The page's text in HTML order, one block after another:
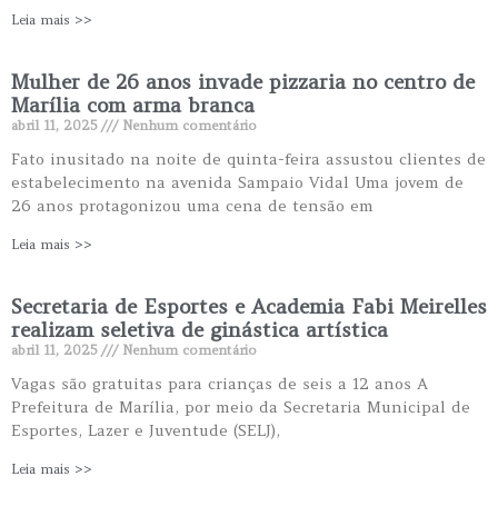
Leia mais >>
Mulher de 26 anos invade pizzaria no centro de
Marília com arma branca
abril 11, 2025 Nenhum comentário
Fato inusitado na noite de quinta-feira assustou clientes de
estabelecimento na avenida Sampaio Vidal Uma jovem de
26 anos protagonizou uma cena de tensão em
Leia mais >>
Secretaria de Esportes e Academia Fabi Meirelles
realizam seletiva de ginástica artística
abril 11, 2025 Nenhum comentário
Vagas são gratuitas para crianças de seis a 12 anos A
Prefeitura de Marília, por meio da Secretaria Municipal de
Esportes, Lazer e Juventude (SELJ),
Leia mais >>